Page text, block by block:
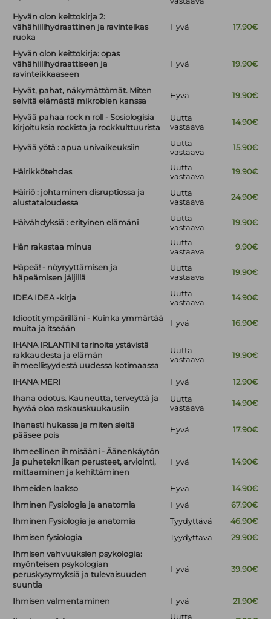
Hyvän olon keittokirja 2:
vähähiilihydraattinen ja ravinteikas
ruoka
Hyvä 17.90€
Hyvän olon keittokirja: opas
vähähiilihydraattiseen ja
ravinteikkaaseen
Hyvä 19.90€
Hyvät, pahat, näkymättömät. Miten
selvitä elämästä mikrobien kanssa
Hyvä 19.90€
Hyvää pahaa rock n roll - Sosiologisia
kirjoituksia rockista ja rockkulttuurista
Uutta
vastaava
14.90€
Hyvää yötä : apua univaikeuksiin
Uutta
vastaava
15.90€
Häirikkötehdas
Uutta
vastaava
19.90€
Häiriö : johtaminen disruptiossa ja
alustataloudessa
Uutta
vastaava
24.90€
Häivähdyksiä : erityinen elämäni
Uutta
vastaava
19.90€
Hän rakastaa minua
Uutta
vastaava
9.90€
Häpeä! - nöyryyttämisen ja
häpeämisen jäljillä
Uutta
vastaava
19.90€
IDEA IDEA -kirja
Uutta
vastaava
14.90€
Idiootit ympärilläni - Kuinka ymmärtää
muita ja itseään
Hyvä 16.90€
IHANA IRLANTINI tarinoita ystävistä
rakkaudesta ja elämän
ihmeellisyydestä uudessa kotimaassa
Uutta
vastaava
19.90€
IHANA MERI Hyvä
12.90€
Ihana odotus. Kauneutta, terveyttä ja
hyvää oloa raskauskuukausiin
Uutta
vastaava
14.90€
Ihanasti hukassa ja miten sieltä
pääsee pois
Hyvä 17.90€
Ihmeellinen ihmisääni - Äänenkäytön
ja puhetekniikan perusteet, arviointi,
mittaaminen ja kehittäminen
Hyvä 14.90€
Ihmeiden laakso Hyvä
14.90€
Ihminen Fysiologia ja anatomia
Hyvä
67.90€
Ihminen Fysiologia ja anatomia
Tyydyttävä
46.90€
Ihmisen fysiologia
Tyydyttävä
29.90€
Ihmisen vahvuuksien psykologia:
myönteisen psykologian
peruskysymyksiä ja tulevaisuuden
suuntia
Hyvä 39.90€
Ihmisen valmentaminen Hyvä 21.90€
Uutta